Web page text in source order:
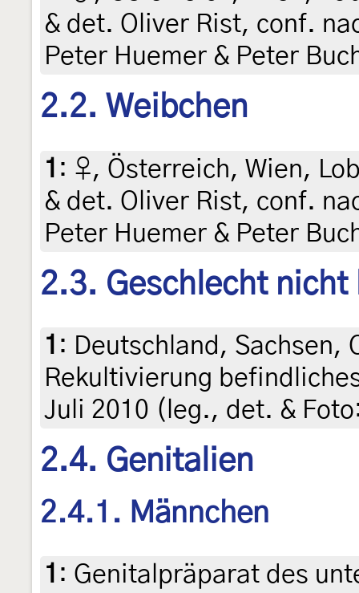
& det. Oliver Rist, conf.
Peter Huemer & Peter
2.2. Weibchen
1 : ♀, Österreich, Wien,
& det. Oliver Rist, conf.
Peter Huemer & Peter
2.3. Geschlecht nicht
1 : Deutschland, Sachsen,
Rekultivierung
Juli 2010 (leg., det. &
2.4. Genitalien
2.4.1. Männchen
1 : Genitalpräparat des